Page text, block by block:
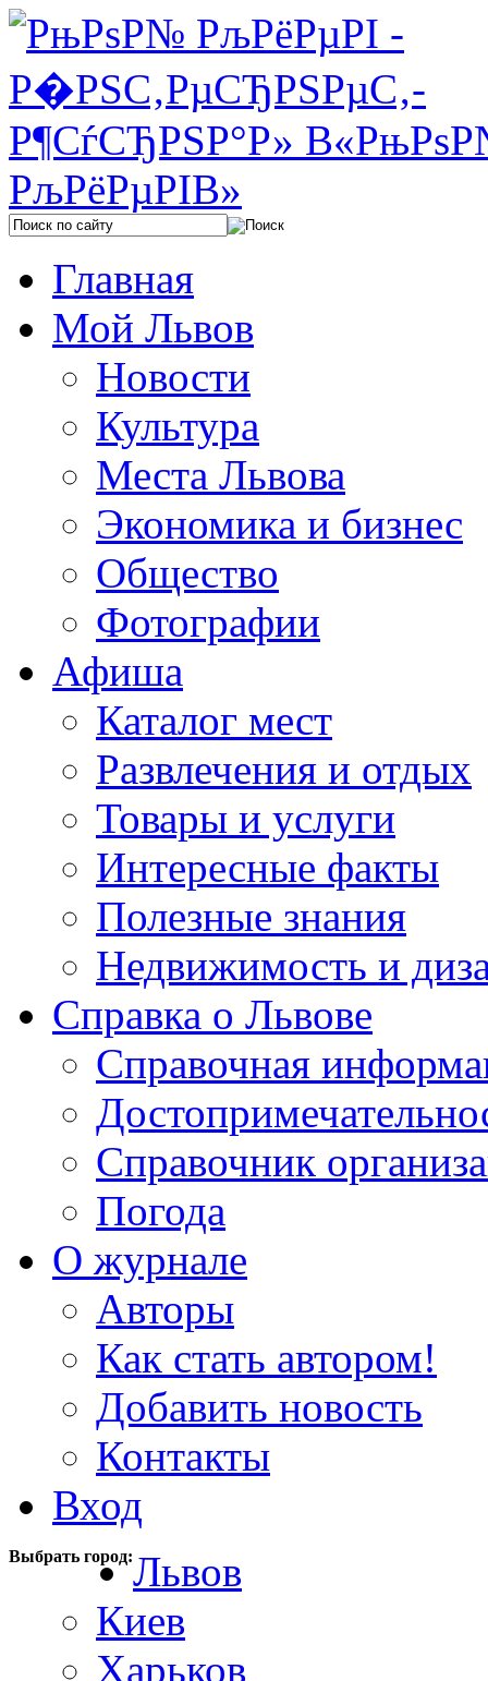
Главная
Мой Львов
Новости
Культура
Места Львова
Экономика и бизнес
Общество
Фотографии
Афиша
Каталог мест
Развлечения и отдых
Товары и услуги
Интересные факты
Полезные знания
Недвижимость и
Справка о Львове
Справочная
Справочник
Погода
О журнале
Авторы
Как стать автором!
Добавить новость
Контакты
Вход
Выбрать город:Львов
Киев
Харьков